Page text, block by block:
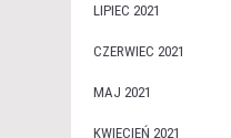
LIPIEC 2021
CZERWIEC 2021
MAJ 2021
KWIECIEŃ 2021